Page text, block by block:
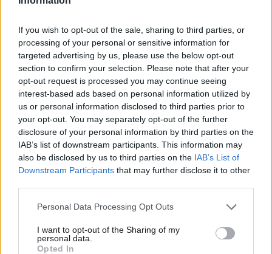
If you wish to opt-out of the sale, sharing to third parties, or
processing of your personal or sensitive information for
targeted advertising by us, please use the below opt-out
section to confirm your selection. Please note that after your
opt-out request is processed you may continue seeing
interest-based ads based on personal information utilized by
us or personal information disclosed to third parties prior to
your opt-out. You may separately opt-out of the further
disclosure of your personal information by third parties on the
IAB’s list of downstream participants. This information may
also be disclosed by us to third parties on the IAB’s List of
Downstream Participants that may further disclose it to other
Personal Data Processing Opt Outs
I want to opt-out of the Sharing of my
personal data.
Opted In
lavorativa di Elon Musk:
stipendio e come candidarsi
L’imprenditore sta davvero facendo una rivoluzione
globale ed essa si sta ripercuotendo anche nel
mondo del lavoro. L’offerta di cui vogliamo far cenno
è limitata ad alcuni professionisti con larga
esperienza sul campo. Per potersi candidare, infatti,
sarà necessario essere degliingegneri di livello
seniorcon oltre cinque anni di esperienza lavorativa
nella manutenzione e nell’installazione di diversi
sistemi energetici.